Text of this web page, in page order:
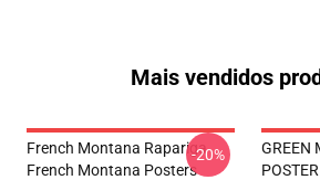
Mais vendidos
French Montana Rapariga
French Montana Posters
-20%
GREEN